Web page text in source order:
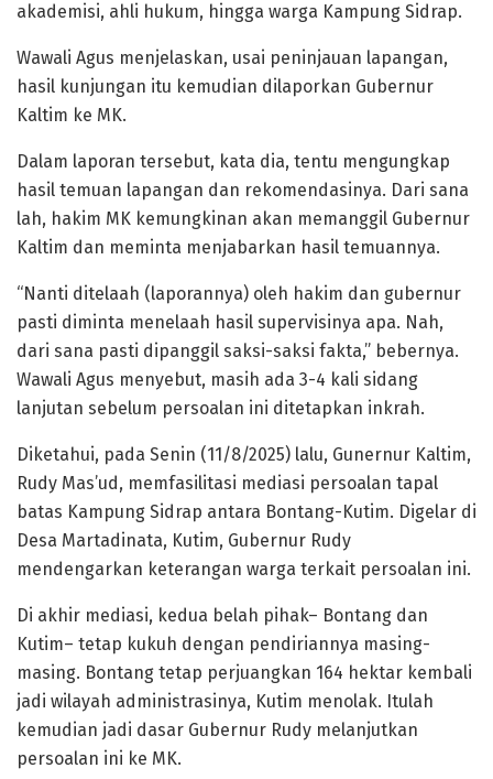
akademisi, ahli hukum, hingga warga Kampung Sidrap.
Wawali Agus menjelaskan, usai peninjauan lapangan,
hasil kunjungan itu kemudian dilaporkan Gubernur
Kaltim ke MK.
Dalam laporan tersebut, kata dia, tentu mengungkap
hasil temuan lapangan dan rekomendasinya. Dari sana
lah, hakim MK kemungkinan akan memanggil Gubernur
Kaltim dan meminta menjabarkan hasil temuannya.
“Nanti ditelaah (laporannya) oleh hakim dan gubernur
pasti diminta menelaah hasil supervisinya apa. Nah,
dari sana pasti dipanggil saksi-saksi fakta,” bebernya.
Wawali Agus menyebut, masih ada 3-4 kali sidang
lanjutan sebelum persoalan ini ditetapkan inkrah.
Diketahui, pada Senin (11/8/2025) lalu, Gunernur Kaltim,
Rudy Mas’ud, memfasilitasi mediasi persoalan tapal
batas Kampung Sidrap antara Bontang-Kutim. Digelar di
Desa Martadinata, Kutim, Gubernur Rudy
mendengarkan keterangan warga terkait persoalan ini.
Di akhir mediasi, kedua belah pihak– Bontang dan
Kutim– tetap kukuh dengan pendiriannya masing-
masing. Bontang tetap perjuangkan 164 hektar kembali
jadi wilayah administrasinya, Kutim menolak. Itulah
kemudian jadi dasar Gubernur Rudy melanjutkan
persoalan ini ke MK.